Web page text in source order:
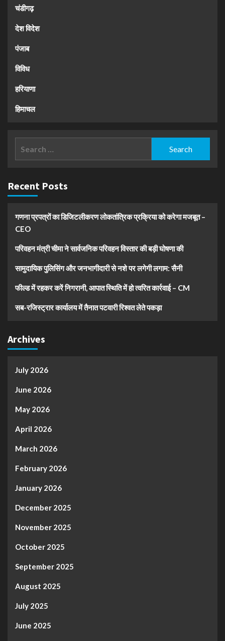
चंडीगढ़
देश विदेश
पंजाब
विविध
हरियाणा
हिमाचल
Recent Posts
गणना प्रपत्रों का डिजिटलीकरण लोकतांत्रिक प्रक्रिया को करेगा मजबूत –
CEO
परिवहन मंत्री चीमा ने सार्वजनिक परिवहन विस्तार की बड़ी घोषणा की
सामुदायिक पुलिसिंग और जनभागीदारी से नशे पर लगेगी लगाम: सैनी
फील्ड में रहकर करें निगरानी, आपात स्थिति में हो त्वरित कार्रवाई – CM
सब-रजिस्ट्रार कार्यालय में तैनात पटवारी रिश्वत लेते पकड़ा
Archives
July 2026
June 2026
May 2026
April 2026
March 2026
February 2026
January 2026
December 2025
November 2025
October 2025
September 2025
August 2025
July 2025
June 2025